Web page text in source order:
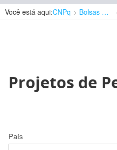
Você está aqui:CNPq Bolsas e Auxílios Vigentes
Projetos de
País